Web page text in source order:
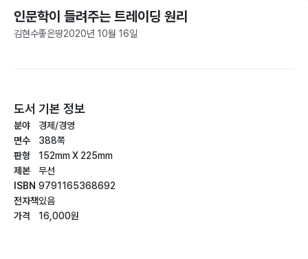
인문학이 들려주는 트레이딩 원리
김현수좋은땅2020년 10월 16일
도서 기본 정보
분야
면수
판형
제본
ISBN
전자책
가격
경제/경영
388쪽
152mm X 225mm
무선
9791165368692
있음
16,000원